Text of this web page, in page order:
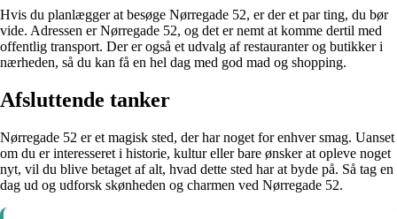
Hvis du planlægger at besøge Nørregade 52, er der et par ting, du bør
vide. Adressen er Nørregade 52, og det er nemt at komme dertil med
offentlig transport. Der er også et udvalg af restauranter og butikker i
nærheden, så du kan få en hel dag med god mad og shopping.
Afsluttende tanker
Nørregade 52 er et magisk sted, der har noget for enhver smag. Uanset
om du er interesseret i historie, kultur eller bare ønsker at opleve noget
nyt, vil du blive betaget af alt, hvad dette sted har at byde på. Så tag en
dag ud og udforsk skønheden og charmen ved Nørregade 52.